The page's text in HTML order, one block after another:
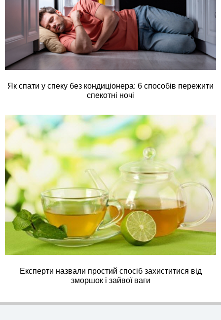
Як спати у спеку без кондиціонера: 6 способів пережити
спекотні ночі
Експерти назвали простий спосіб захиститися від
зморшок і зайвої ваги